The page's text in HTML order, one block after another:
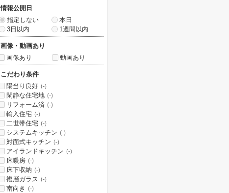
情報公開日
指定しない
本日
3日以内
1週間以内
画像・動画あり
画像あり
動画あり
こだわり条件
陽当り良好 (-)
閑静な住宅地 (-)
リフォーム済 (-)
輸入住宅 (-)
二世帯住宅 (-)
システムキッチン (-)
対面式キッチン (-)
アイランドキッチン (-)
床暖房 (-)
床下収納 (-)
複層ガラス (-)
南向き (-)